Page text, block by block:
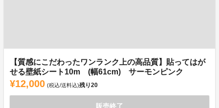
【質感にこだわったワンランク上の高品質】貼ってはが
せる壁紙シート10m (幅61cm) サーモンピンク
¥12,000 (税込/送料込)残り20
販売終了